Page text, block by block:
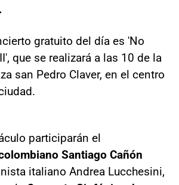
gratuito del día es 'No
que se realizará a las 10 de la
san Pedro Claver, en el centro
participarán el
Santiago Cañón
italiano Andrea Lucchesini,